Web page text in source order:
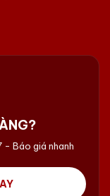
Báo giá nhanh